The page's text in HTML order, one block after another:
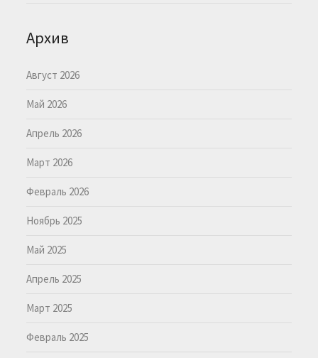
Архив
Август 2026
Май 2026
Апрель 2026
Март 2026
Февраль 2026
Ноябрь 2025
Май 2025
Апрель 2025
Март 2025
Февраль 2025